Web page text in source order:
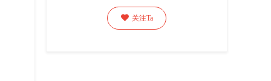
 关注Ta